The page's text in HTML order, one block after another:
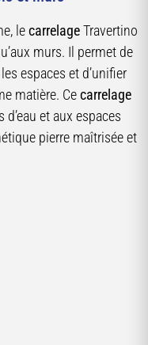
lecarrelageTravertino
murs. Il permet de
espaces et d’unifier
matière. Cecarrelage
d’eau et aux espaces
pierre maîtrisée et